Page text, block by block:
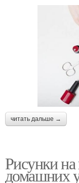
читать дальше →
Рисунки на
домашних